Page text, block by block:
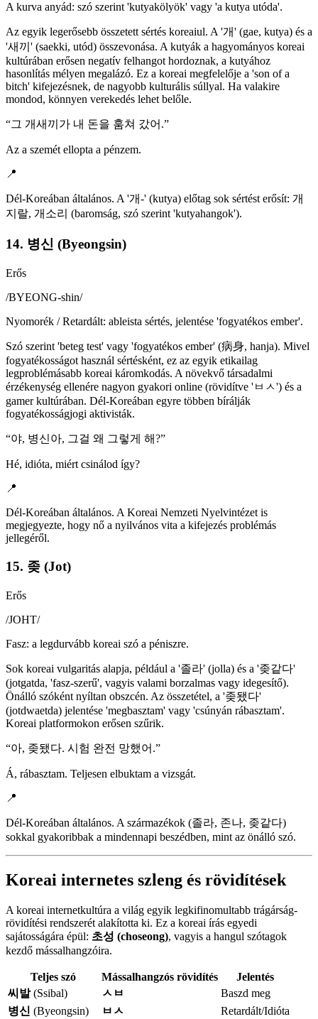
A kurva anyád: szó szerint 'kutyakölyök' vagy 'a kutya utóda'.
Az egyik legerősebb összetett sértés koreaiul. A '개' (gae, kutya) és a
'새끼' (saekki, utód) összevonása. A kutyák a hagyományos koreai
kultúrában erősen negatív felhangot hordoznak, a kutyához
hasonlítás mélyen megalázó. Ez a koreai megfelelője a 'son of a
bitch' kifejezésnek, de nagyobb kulturális súllyal. Ha valakire
mondod, könnyen verekedés lehet belőle.
“그 개새끼가 내 돈을 훔쳐 갔어.”
Az a szemét ellopta a pénzem.
📍
Dél-Koreában általános. A '개-' (kutya) előtag sok sértést erősít: 개
지랄, 개소리 (baromság, szó szerint 'kutyahangok').
14. 병신 (Byeongsin)
Erős
/BYEONG-shin/
Nyomorék / Retardált: ableista sértés, jelentése 'fogyatékos ember'.
Szó szerint 'beteg test' vagy 'fogyatékos ember' (病身, hanja). Mivel
fogyatékosságot használ sértésként, ez az egyik etikailag
legproblémásabb koreai káromkodás. A növekvő társadalmi
érzékenység ellenére nagyon gyakori online (rövidítve 'ㅂㅅ') és a
gamer kultúrában. Dél-Koreában egyre többen bírálják
fogyatékosságjogi aktivisták.
“야, 병신아, 그걸 왜 그렇게 해?”
Hé, idióta, miért csinálod így?
📍
Dél-Koreában általános. A Koreai Nemzeti Nyelvintézet is
megjegyezte, hogy nő a nyilvános vita a kifejezés problémás
jellegéről.
15. 좆 (Jot)
Erős
/JOHT/
Fasz: a legdurvább koreai szó a péniszre.
Sok koreai vulgaritás alapja, például a '졸라' (jolla) és a '좆같다'
(jotgatda, 'fasz-szerű', vagyis valami borzalmas vagy idegesítő).
Önálló szóként nyíltan obszcén. Az összetétel, a '좆됐다'
(jotdwaetda) jelentése 'megbasztam' vagy 'csúnyán rábasztam'.
Koreai platformokon erősen szűrik.
“아, 좆됐다. 시험 완전 망했어.”
Á, rábasztam. Teljesen elbuktam a vizsgát.
📍
Dél-Koreában általános. A származékok (졸라, 존나, 좆같다)
sokkal gyakoribbak a mindennapi beszédben, mint az önálló szó.
Koreai internetes szleng és rövidítések
A koreai internetkultúra a világ egyik legkifinomultabb trágárság-
rövidítési rendszerét alakította ki. Ez a koreai írás egyedi
sajátosságára épül: 초성 (choseong), vagyis a hangul szótagok
kezdő mássalhangzóira.
Teljes szó Mássalhangzós rövidítés
Jelentés
씨발(Ssibal) ㅅㅂ
Baszd meg
병신 (Byeongsin) ㅂㅅ
Retardált/Idióta